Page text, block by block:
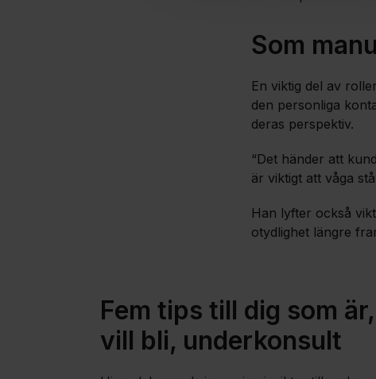
Som
En viktig del av
den personliga
deras perspektiv.
“Det händer att
är viktigt att våga
Han lyfter också
otydlighet längre
Fem tips till dig som
vill bli, underkonsult